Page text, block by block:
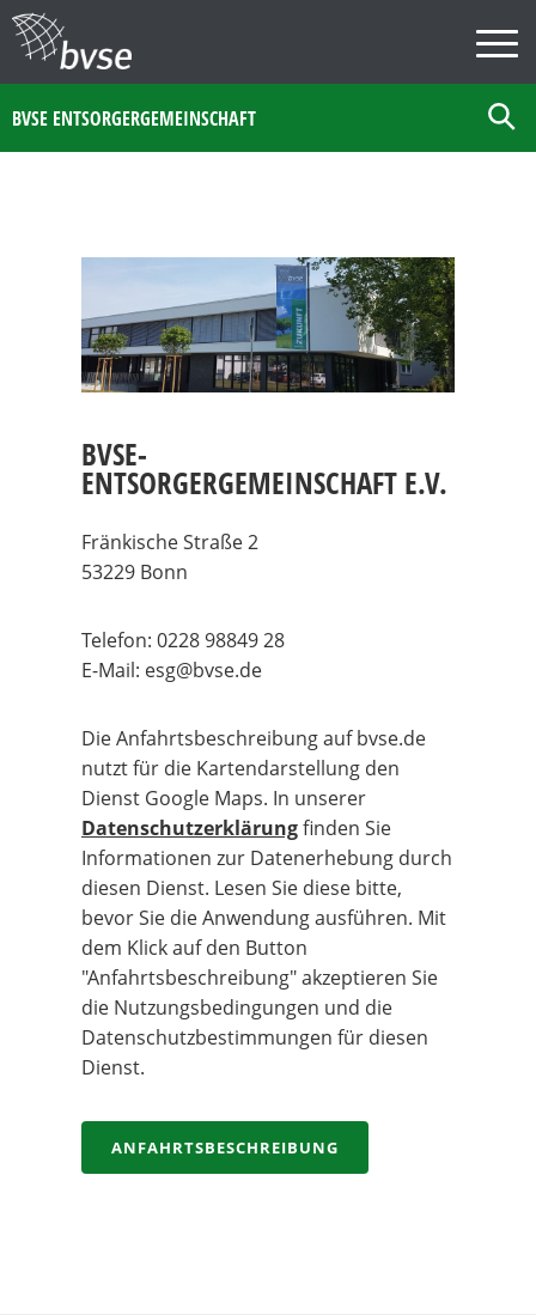
BVSE ENTSORGERGEMEINSCHAFT
BVSE-
ENTSORGERGEMEINSCHAFT E.V.
Fränkische Straße 2
53229 Bonn
Telefon: 0228 98849 28
E-Mail: esg@bvse.de
Die Anfahrtsbeschreibung auf bvse.de
nutzt für die Kartendarstellung den
Dienst Google Maps. In unserer
Datenschutzerklärungfinden Sie
Informationen zur Datenerhebung durch
diesen Dienst. Lesen Sie diese bitte,
bevor Sie die Anwendung ausführen. Mit
dem Klick auf den Button
"Anfahrtsbeschreibung" akzeptieren Sie
die Nutzungsbedingungen und die
Datenschutzbestimmungen für diesen
Dienst.
ANFAHRTSBESCHREIBUNG